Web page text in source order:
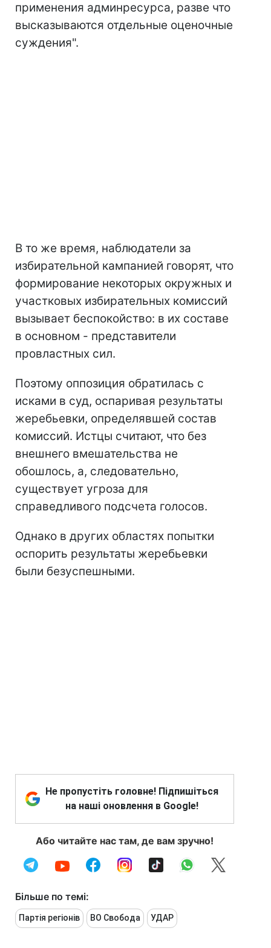
применения админресурса, разве что
высказываются отдельные оценочные
суждения".
В то же время, наблюдатели за
избирательной кампанией говорят, что
формирование некоторых окружных и
участковых избирательных комиссий
вызывает беспокойство: в их составе
в основном - представители
провластных сил.
Поэтому оппозиция обратилась с
исками в суд, оспаривая результаты
жеребьевки, определявшей состав
комиссий. Истцы считают, что без
внешнего вмешательства не
обошлось, а, следовательно,
существует угроза для
справедливого подсчета голосов.
Однако в других областях попытки
оспорить результаты жеребьевки
были безуспешными.
Не пропустіть головне! Підпишіться
на наші оновлення в Google!
Або читайте нас там, де вам зручно!
Більше по темі:
Партія регіонів ВО Свобода УДАР